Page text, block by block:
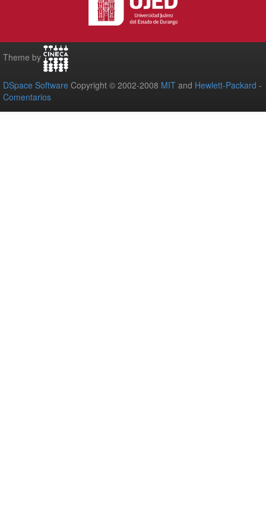
Theme by
DSpace Software Copyright © 2002-2008 MIT and Hewlett-Packard -
Comentarios